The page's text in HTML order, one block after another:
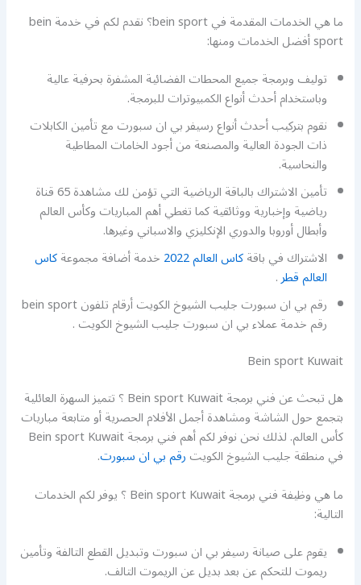
ما هي الخدمات المقدمة في bein sport؟ نقدم لكم في خدمة bein
sport أفضل الخدمات ومنها:
توليف وبرمجة جميع المحطات الفضائية المشفرة بحرفية عالية
وباستخدام أحدث أنواع الكمبيوترات للبرمجة.
نقوم بتركيب أحدث أنواع رسيفر بي ان سبورت مع تأمين الكابلات
ذات الجودة العالية والمصنعة من أجود الخامات المطاطية
والنحاسية.
تأمين الاشتراك بالباقة الرياضية التي تؤمن لك مشاهدة 65 قناة
رياضية وإخبارية ووثائقية كما تغطي أهم المباريات وكأس العالم
وأبطال أوروبا والدوري الإنكليزي والاسباني وغيرها.
الاشتراك في باقةكاس العالم 2022 خدمة أضافة مجموعةكاس
العالم قطر.
رقم بي ان سبورت جليب الشيوخ الكويت أرقام تلفون bein sport
رقم خدمة عملاء بي ان سبورت جليب الشيوخ الكويت .
Bein sport Kuwait
هل تبحث عن فني برمجة Bein sport Kuwait ؟ تتميز السهرة العائلية
بتجمع حول الشاشة ومشاهدة أجمل الأفلام الحصرية أو متابعة مباريات
كأس العالم. لذلك نحن نوفر لكم أهم فني برمجة Bein sport Kuwait
في منطقة جليب الشيوخ الكويترقم بي ان سبورت.
ما هي وظيفة فني برمجة Bein sport Kuwait ؟ يوفر لكم الخدمات
التالية:
يقوم على صيانة رسيفر بي ان سبورت وتبديل القطع التالفة وتأمين
ريموت للتحكم عن بعد بديل عن الريموت التالف.